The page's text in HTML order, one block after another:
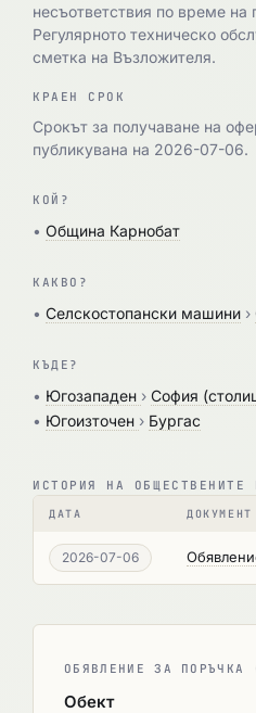
несъответствия по време
Регулярното техническо
сметка на Възложителя. ​​​​​​​
КРАЕН СРОК
Срокът за получаване на
публикувана на 2026-07-06.
КОЙ?
• Община Карнобат
КАКВО?
• Селскостопански машини ›
КЪДЕ?
• Югозападен › София
• Югоизточен › Бургас
ИСТОРИЯ НА ОБЩЕСТВЕНИТЕ
ДАТА ДОКУМЕНТ
2026-07-06
ОБЯВЛЕНИЕ ЗА ПОРЪЧКА
Обект